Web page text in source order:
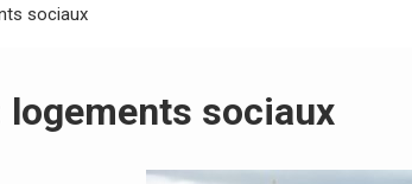
sociaux
logements sociaux